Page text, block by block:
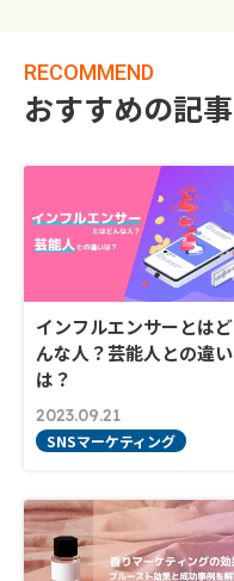
RECOMMEND
おすすめの記事
インフルエンサーとはど
んな人？芸能人との違い
は？
2023.09.21
SNSマーケティング